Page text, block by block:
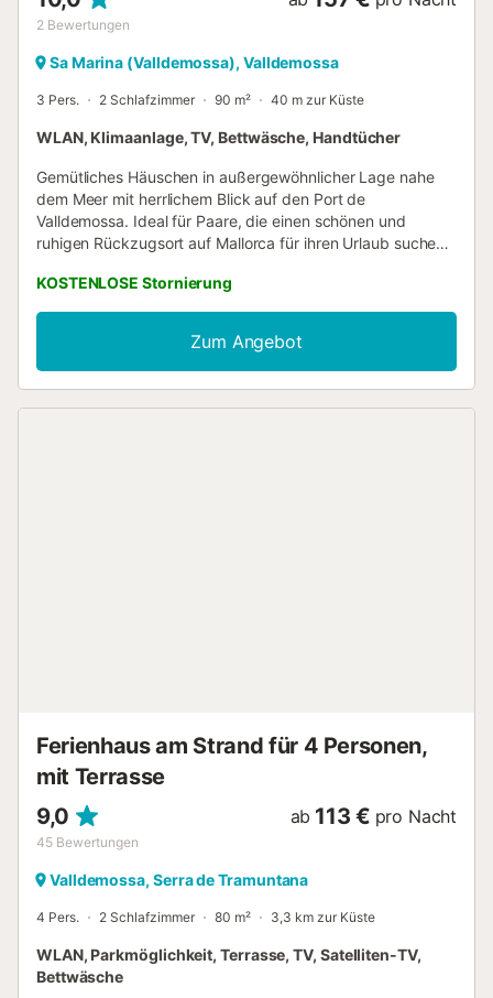
2 Bewertungen
Sa Marina (Valldemossa), Valldemossa
3 Pers. 2 Schlafzimmer 90 m² 40 m zur Küste
WLAN, Klimaanlage, TV, Bettwäsche, Handtücher
Gemütliches Häuschen in außergewöhnlicher Lage nahe
dem Meer mit herrlichem Blick auf den Port de
Valldemossa. Ideal für Paare, die einen schönen und
ruhigen Rückzugsort auf Mallorca für ihren Urlaub suchen.
perfekt zum Entspannen und um die natürliche Schönheit
der Umgebung zu entdecken. Die Nähe zum Meer lädt zu
Spaziergängen und Aktivitäten im Freien ein, während der
Blick auf den Hafen eine besondere Atmosphäre schafft.
Seit dem 1. Juli 2016 erhebt die Regionalregierung der
KOSTENLOSE Stornierung
Zum Angebot
Ferienhaus am Strand für 4 Personen,
mit Terrasse
9,0
45 Bewertungen
ab 113 € pro Nacht
Valldemossa, Serra de Tramuntana
4 Pers. 2 Schlafzimmer 80 m² 3,3 km zur Küste
WLAN, Parkmöglichkeit, Terrasse, TV, Satelliten-TV,
Bettwäsche